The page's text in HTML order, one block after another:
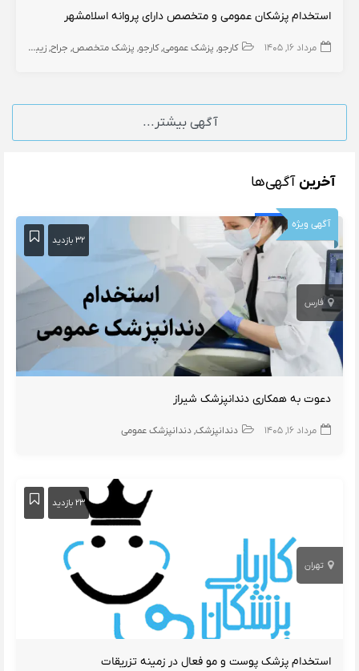
استخدام پزشکان عمومی و متخصص دارای پروانه اسلامشهر
مرداد ۱۶, ۱۴۰۵ کارجو پزشک عمومی کارجو پزشک متخصص جراح زیبایی
آگهی بیشتر...
آخرین آگهی‌ها
آگهی ویژه
۳۲ بازدید
فارس
دعوت به همکاری دندانپزشک شیراز
مرداد ۱۶, ۱۴۰۵ دندانپزشک دندانپزشک عمومی
۲۳ بازدید
تهران
استخدام پزشک پوست و مو فعال در زمینه تزریقات